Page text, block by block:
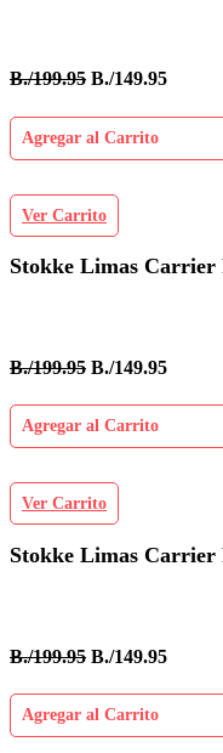
B./199.95 B./149.95
Agregar al Carrito
Ver Carrito
Stokke Limas Carrier
B./199.95 B./149.95
Agregar al Carrito
Ver Carrito
Stokke Limas Carrier
B./199.95 B./149.95
Agregar al Carrito